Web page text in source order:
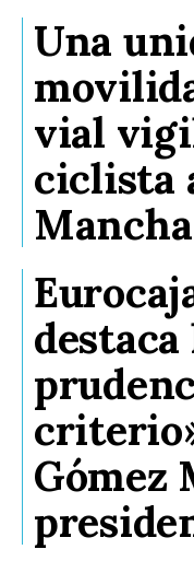
Una
vial
ciclista
Mancha
Gómez